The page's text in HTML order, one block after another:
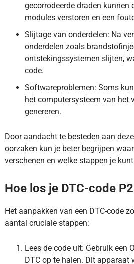
gecorrodeerde draden
modules verstoren en een
Slijtage van onderdelen: Na
onderdelen zoals
ontstekingssystemen slijten,
code.
Softwareproblemen: Soms
het computersysteem van het
genereren.
Door aandacht te besteden aan
oorzaken kun je beter begrijpen
verschenen en welke stappen je
Hoe los je DTC-code
Het aanpakken van een DTC-code
aantal cruciale stappen:
Lees de code uit: Gebruik een
DTC op te halen. Dit apparaat